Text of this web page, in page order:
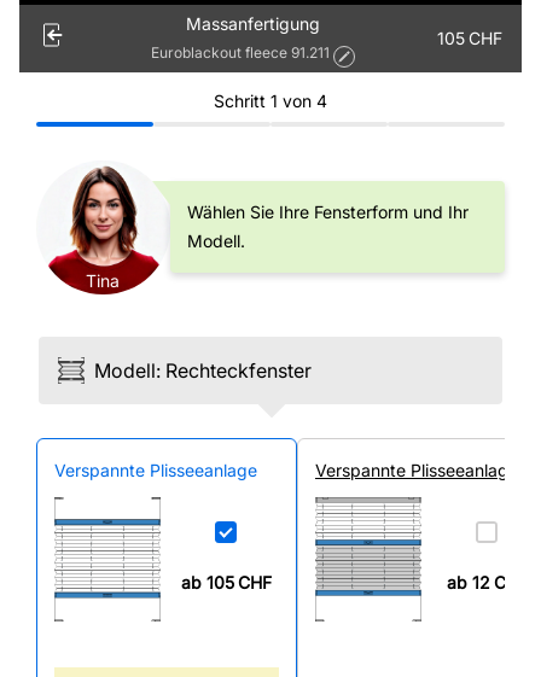
Massanfertigung
Euroblackout fleece 91.211
105CHF
Schritt 1 von 4
Tina
Wählen Sie Ihre Fensterform und Ihr
Modell.
Modell: Rechteck­fenster
Ver­spannte Plissee­anlage
ab 105CHF
Ver­spannte Plissee­anlage
ab 12 CHF